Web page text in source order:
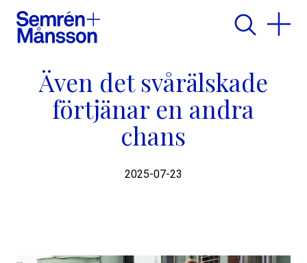
Även det svårälskade
förtjänar en andra
chans
2025-07-23